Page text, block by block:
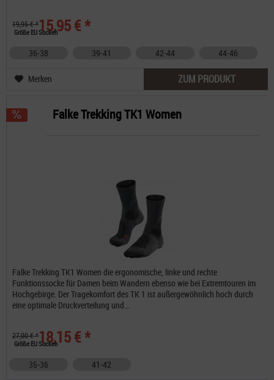
15,95 € *
19,95 € *
Größe EU Socken
36-38 39-41 42-44 44-46
Merken ZUM PRODUKT
Falke Trekking TK1 Women die ergonomische, linke und rechte
Funktionssocke für Damen beim Wandern ebenso wie bei Extremtouren im
Hochgebirge. Der Tragekomfort des TK 1 ist außergewöhnlich hoch durch
eine optimale Druckverteilung und...
18,15 € *
27,00 € *
Falke Trekking TK1 Women
Größe EU Socken
35-36 41-42